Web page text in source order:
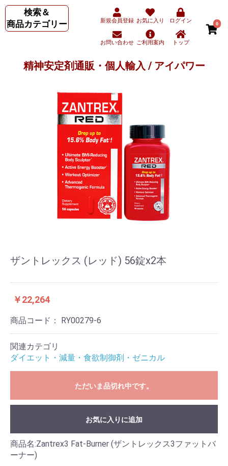
検索＆
商品カテゴリー
新規会員登録 お気に入り ログイン
お問い合わせ ご利用案内 トップ
0
精神安定剤通販・個人輸入 / アイパワー
ザントレックス (レッド) 56錠x2本
￥22,264
商品コード： RY00279-6
関連カテゴリ
ダイエット・減量・食欲制御剤・ゼニカル
ただいま品切れ中です。
お気に入りに追加
商品名:Zantrex3 Fat-Burner (ザントレックス3ファットバ
ーナー)